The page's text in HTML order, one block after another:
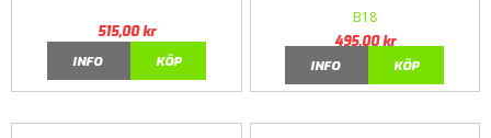
515,00kr
INFO
KÖP
B18
495,00kr
INFO
KÖP